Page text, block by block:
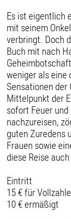
Es ist eigentlich
mit seinem
verbringt. Doch
Buch mit nach
weniger als
Sensationen der
Mittelpunkt der
sofort Feuer
nachzureisen,
guten Zuredens
Frauen sowie
diese Reise
Eintritt
15 € für
10 € ermäßigt